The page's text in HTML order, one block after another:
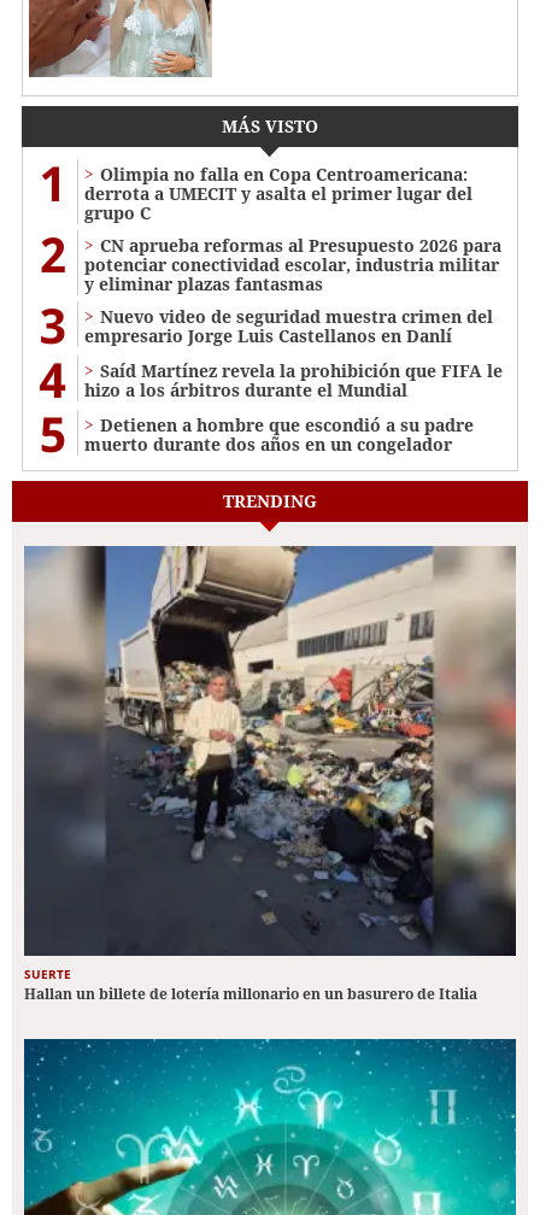
MÁS VISTO
1
Olimpia no falla en Copa Centroamericana:
derrota a UMECIT y asalta el primer lugar del
grupo C
2
CN aprueba reformas al Presupuesto 2026 para
potenciar conectividad escolar, industria militar
y eliminar plazas fantasmas
3
Nuevo video de seguridad muestra crimen del
empresario Jorge Luis Castellanos en Danlí
4
Saíd Martínez revela la prohibición que FIFA le
hizo a los árbitros durante el Mundial
5
Detienen a hombre que escondió a su padre
muerto durante dos años en un congelador
TRENDING
SUERTE
Hallan un billete de lotería millonario en un basurero de Italia